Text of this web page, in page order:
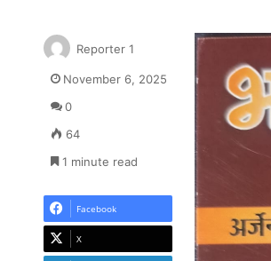
Reporter 1
November 6, 2025
0
64
1 minute read
Facebook
X